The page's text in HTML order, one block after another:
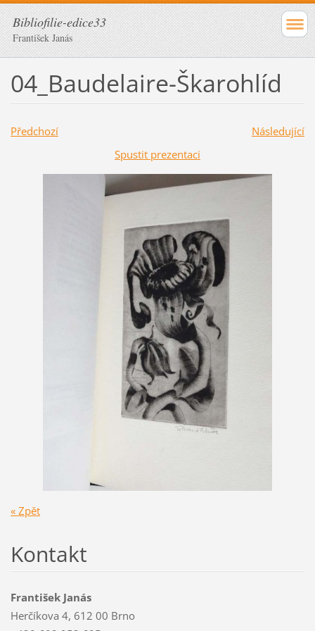
Bibliofilie-edice33
František Janás
04_Baudelaire-Škarohlíd
Předchozí
Následující
Spustit prezentaci
« Zpět
Kontakt
František Janás
Herčíkova 4, 612 00 Brno